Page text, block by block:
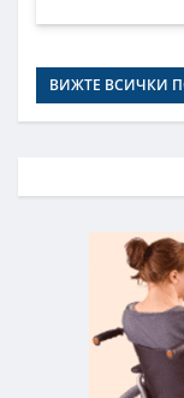
ВИЖТЕ ВСИЧКИ